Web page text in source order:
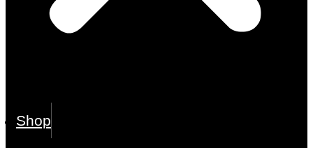
Shop